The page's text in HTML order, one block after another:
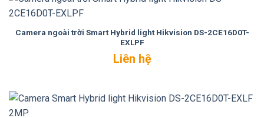
Camera ngoài trời Smart Hybrid light Hikvision DS-2CE16D0T-
EXLPF
Liên hệ